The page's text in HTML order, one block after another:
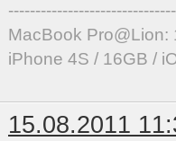
MacBook Pro@Lion:
iPhone 4S / 16GB /
15.08.2011